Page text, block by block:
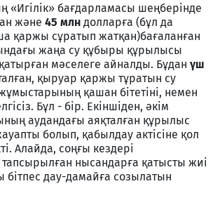
«Игілік» бағдарламасы шеңберінде
және 45 млн долларға (бұл да
қаржы сұратып жатқан)бағаланған
жаңа су құбыры құрылысы
мәселеге айналды. Бұдан үш
қыруар қаржы тұратын су
қашан бітетіні, немен
Бұл - бір. Екіншіден, әкім
аудандағы аяқталған құрылыс
болып, қабылдау актісіне қол
Алайда, соңғы кездері
нысандарға қатысты жиі
дау-дамайға созылатын